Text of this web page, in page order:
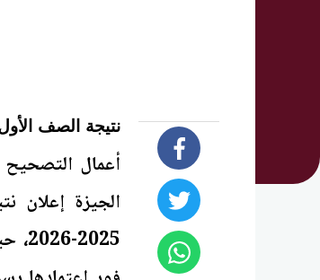
نتيجة الصف الأول الإعدادي 2026 بالجيزة..
أعمال التصحيح
الجيزة إعلان